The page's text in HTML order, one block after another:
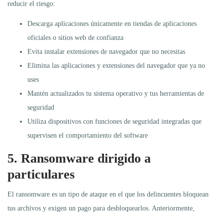
reducir el riesgo:
Descarga aplicaciones únicamente en tiendas de aplicaciones
oficiales o sitios web de confianza
Evita instalar extensiones de navegador que no necesitas
Elimina las aplicaciones y extensiones del navegador que ya no
uses
Mantén actualizados tu sistema operativo y tus herramientas de
seguridad
Utiliza dispositivos con funciones de seguridad integradas que
supervisen el comportamiento del software
5. Ransomware dirigido a
particulares
El ransomware es un tipo de ataque en el que los delincuentes bloquean
tus archivos y exigen un pago para desbloquearlos. Anteriormente,